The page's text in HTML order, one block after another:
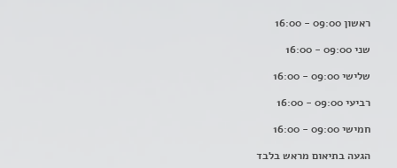
ראשון 09:00 - 16:00
שני 09:00 - 16:00
שלישי 09:00 - 16:00
רביעי 09:00 - 16:00
חמישי 09:00 - 16:00
הגעה בתיאום מראש בלבד